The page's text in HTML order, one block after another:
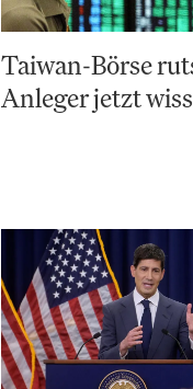
Taiwan-Börse
Anleger jetzt